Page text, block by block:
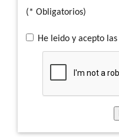
(* Obligatorios)
He leido y acepto las